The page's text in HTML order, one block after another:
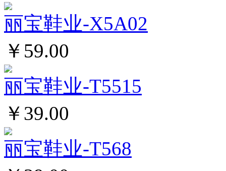
丽宝鞋业-X5A02
￥59.00
丽宝鞋业-T5515
￥39.00
丽宝鞋业-T568